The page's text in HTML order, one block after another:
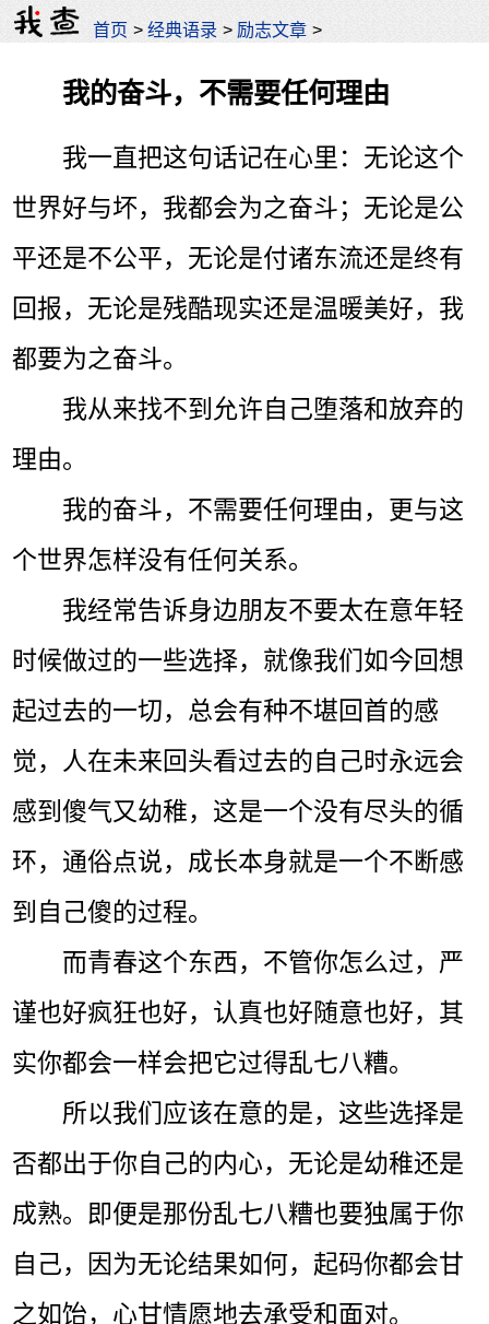
首页 >经典语录 > 励志文章 >
我的奋斗，不需要任何理由
我一直把这句话记在心里：无论这个
世界好与坏，我都会为之奋斗；无论是公
平还是不公平，无论是付诸东流还是终有
回报，无论是残酷现实还是温暖美好，我
都要为之奋斗。
我从来找不到允许自己堕落和放弃的
理由。
我的奋斗，不需要任何理由，更与这
个世界怎样没有任何关系。
我经常告诉身边朋友不要太在意年轻
时候做过的一些选择，就像我们如今回想
起过去的一切，总会有种不堪回首的感
觉，人在未来回头看过去的自己时永远会
感到傻气又幼稚，这是一个没有尽头的循
环，通俗点说，成长本身就是一个不断感
到自己傻的过程。
而青春这个东西，不管你怎么过，严
谨也好疯狂也好，认真也好随意也好，其
实你都会一样会把它过得乱七八糟。
所以我们应该在意的是，这些选择是
否都出于你自己的内心，无论是幼稚还是
成熟。即便是那份乱七八糟也要独属于你
自己，因为无论结果如何，起码你都会甘
之如饴，心甘情愿地去承受和面对。